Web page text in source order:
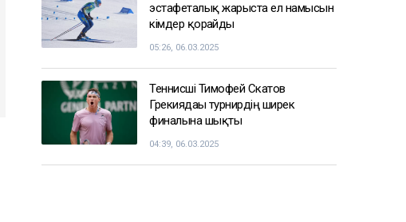
эстафеталық жарыста ел намысын
кімдер қорғайды
05:26, 06.03.2025
Теннисші Тимофей Скатов
Грекиядағы турнирдің ширек
финалына шықты
04:39, 06.03.2025